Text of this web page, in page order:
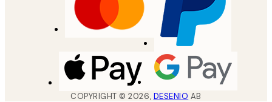
COPYRIGHT ©2026, DESENIO AB